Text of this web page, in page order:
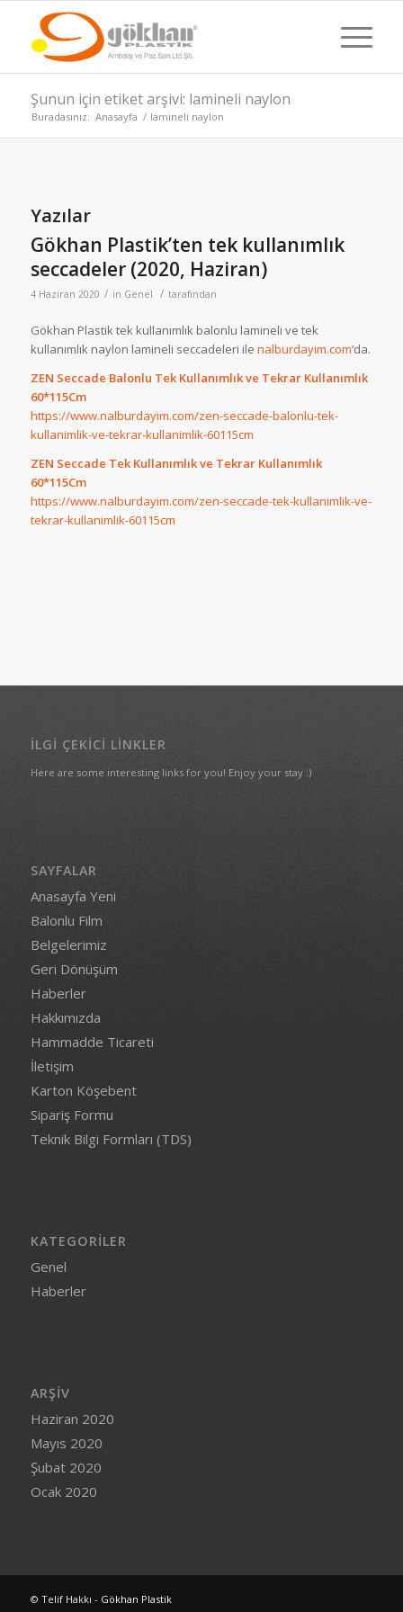
Şunun için etiket arşivi: lamineli naylon
Buradasınız: Anasayfa / lamineli naylon
Yazılar
Gökhan Plastik’ten tek kullanımlık
seccadeler (2020, Haziran)
4 Haziran 2020 / in Genel / tarafından
Gökhan Plastik tek kullanımlık balonlu lamineli ve tek
kullanımlık naylon lamineli seccadeleri ile nalburdayim.com‘da.
ZEN Seccade Balonlu Tek Kullanımlık ve Tekrar Kullanımlık
60*115Cm
https://www.nalburdayim.com/zen-seccade-balonlu-tek-
kullanimlik-ve-tekrar-kullanimlik-60115cm
ZEN Seccade Tek Kullanımlık ve Tekrar Kullanımlık
60*115Cm
https://www.nalburdayim.com/zen-seccade-tek-kullanimlik-ve-
tekrar-kullanimlik-60115cm
İLGI ÇEKICI LINKLER
Here are some interesting links for you! Enjoy your stay :)
SAYFALAR
Anasayfa Yeni
Balonlu Film
Belgelerimiz
Geri Dönüşüm
Haberler
Hakkımızda
Hammadde Ticareti
İletişim
Karton Köşebent
Sipariş Formu
Teknik Bilgi Formları (TDS)
KATEGORILER
Genel
Haberler
ARŞIV
Haziran 2020
Mayıs 2020
Şubat 2020
Ocak 2020
© Telif Hakkı - Gökhan Plastik